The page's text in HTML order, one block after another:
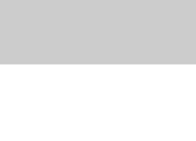
eftersom